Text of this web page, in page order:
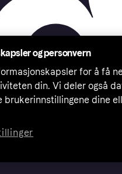
Klarna Bank AB (publ). Sveavägen
og personvern
for å få
din. Vi deler også
brukerinnstillingene dine